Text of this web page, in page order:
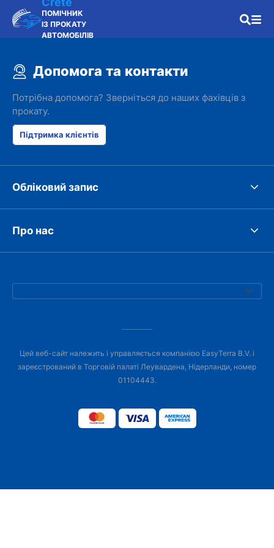
ПОМІЧНИК
ІЗ ПРОКАТУ
АВТОМОБІЛІВ
Допомога та контакти
Потрібна допомога? Зверніться до наших фахівців з
прокату.
Підтримка клієнтів
Обліковий запис
Про нас
Цей веб-сайт належить і управляється компанією EasyTerra B.V. і
зареєстрований в Торговій палаті Леувардена, Нідерланди, номер
01104443.